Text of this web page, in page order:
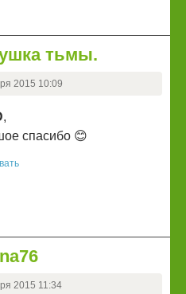
тьмы.
2015 10:09
,
спасибо 😊
2015 11:34